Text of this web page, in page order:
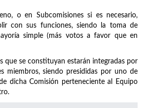
o en Subcomisiones si es necesario,
con sus funciones, siendo la toma de
simple (más votos a favor que en
que se constituyan estarán integradas por
miembros, siendo presididas por uno de
dicha Comisión perteneciente al Equipo